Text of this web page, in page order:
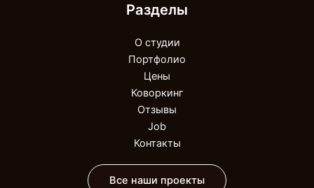
Разделы
О студии
Портфолио
Цены
Коворкинг
Отзывы
Job
Контакты
Все наши проекты